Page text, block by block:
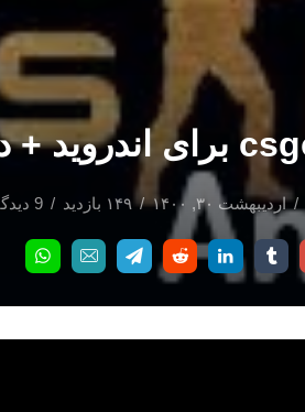
اردیبهشت ۳۰, ۱۴۰۰ ۱۴۹ بازدید 9 دیدگاه ها